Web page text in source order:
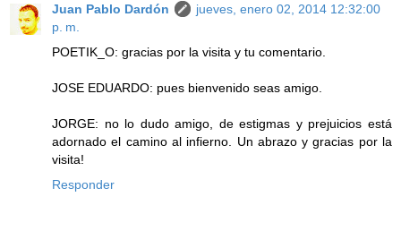
Juan Pablo Dardón
jueves, enero 02, 2014 12:32:00
p. m.
POETIK_O: gracias por la visita y tu comentario.
JOSE EDUARDO: pues bienvenido seas amigo.
JORGE: no lo dudo amigo, de estigmas y prejuicios está
adornado el camino al infierno. Un abrazo y gracias por la
visita!
Responder